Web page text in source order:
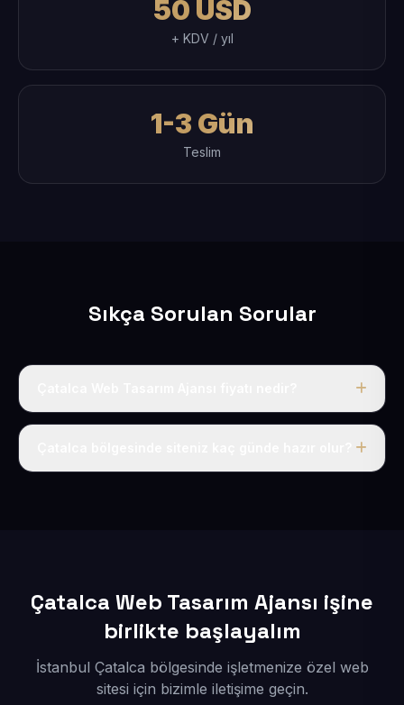
50 USD
+ KDV / yıl
1-3 Gün
Teslim
Sıkça Sorulan Sorular
Tek fiyat uygulanır: yıllık 50 USD + KDV. Bu bedele alan
Çatalca Web Tasarım Ajansı işine
birlikte başlayalım
İstanbul Çatalca bölgesinde işletmenize özel web
sitesi için bizimle iletişime geçin.